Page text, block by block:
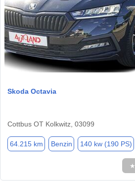
Skoda Octavia
Cottbus OT Kolkwitz, 03099
64.215 km Benzin 140 kw (190 PS)
★